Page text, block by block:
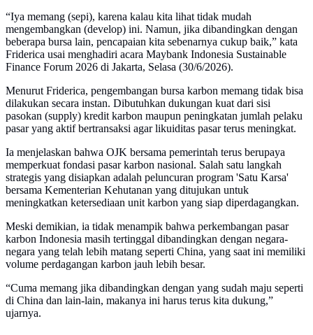
“Iya memang (sepi), karena kalau kita lihat tidak mudah
mengembangkan (develop) ini. Namun, jika dibandingkan dengan
beberapa bursa lain, pencapaian kita sebenarnya cukup baik,” kata
Friderica usai menghadiri acara Maybank Indonesia Sustainable
Finance Forum 2026 di Jakarta, Selasa (30/6/2026).
Menurut Friderica, pengembangan bursa karbon memang tidak bisa
dilakukan secara instan. Dibutuhkan dukungan kuat dari sisi
pasokan (supply) kredit karbon maupun peningkatan jumlah pelaku
pasar yang aktif bertransaksi agar likuiditas pasar terus meningkat.
Ia menjelaskan bahwa OJK bersama pemerintah terus berupaya
memperkuat fondasi pasar karbon nasional. Salah satu langkah
strategis yang disiapkan adalah peluncuran program 'Satu Karsa'
bersama Kementerian Kehutanan yang ditujukan untuk
meningkatkan ketersediaan unit karbon yang siap diperdagangkan.
Meski demikian, ia tidak menampik bahwa perkembangan pasar
karbon Indonesia masih tertinggal dibandingkan dengan negara-
negara yang telah lebih matang seperti China, yang saat ini memiliki
volume perdagangan karbon jauh lebih besar.
“Cuma memang jika dibandingkan dengan yang sudah maju seperti
di China dan lain-lain, makanya ini harus terus kita dukung,”
ujarnya.